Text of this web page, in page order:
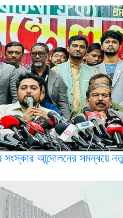
সংস্কার আন্দোলনের সমন্বয়ে